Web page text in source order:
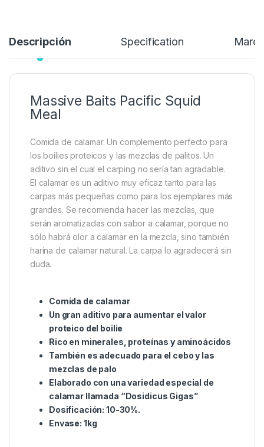
Descripción Specification
Massive Baits Pacific Squid
Meal
los boilies proteicos y las mezclas de palitos. Un
aditivo sin el cual el carping no sería tan agradable.
El calamar es un aditivo muy eficaz tanto para las
carpas más pequeñas como para los ejemplares más
grandes. Se recomienda hacer las mezclas, que
serán aromatizadas con sabor a calamar, porque no
sólo habrá olor a calamar en la mezcla, sino también
harina de calamar natural. La carpa lo agradecerá sin
duda.